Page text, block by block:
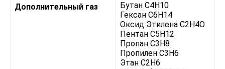
Дополнительный газ
Бутан C4H10
Гексан C6H14
Оксид Этилена С2H4O
Пентан C5H12
Пропан C3H8
Пропилен C3H6
Этан C2H6